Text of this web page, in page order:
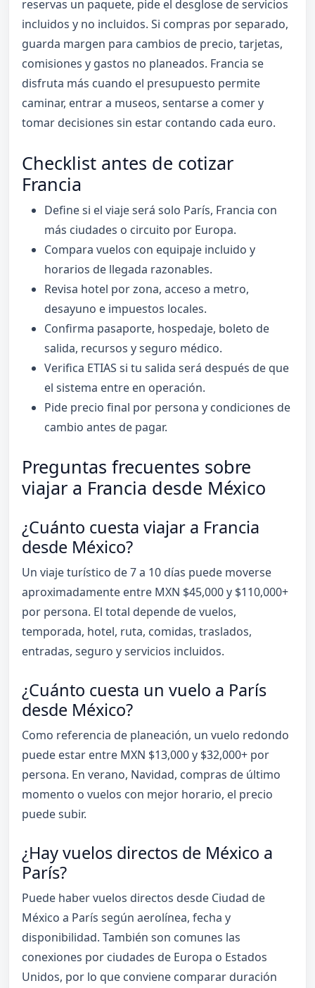
reservas un paquete, pide el desglose de servicios
incluidos y no incluidos. Si compras por separado,
guarda margen para cambios de precio, tarjetas,
comisiones y gastos no planeados. Francia se
disfruta más cuando el presupuesto permite
caminar, entrar a museos, sentarse a comer y
tomar decisiones sin estar contando cada euro.
Checklist antes de cotizar
Francia
Define si el viaje será solo París, Francia con
más ciudades o circuito por Europa.
Compara vuelos con equipaje incluido y
horarios de llegada razonables.
Revisa hotel por zona, acceso a metro,
desayuno e impuestos locales.
Confirma pasaporte, hospedaje, boleto de
salida, recursos y seguro médico.
Verifica ETIAS si tu salida será después de que
el sistema entre en operación.
Pide precio final por persona y condiciones de
cambio antes de pagar.
Preguntas frecuentes sobre
viajar a Francia desde México
¿Cuánto cuesta viajar a Francia
desde México?
Un viaje turístico de 7 a 10 días puede moverse
aproximadamente entre MXN $45,000 y $110,000+
por persona. El total depende de vuelos,
temporada, hotel, ruta, comidas, traslados,
entradas, seguro y servicios incluidos.
¿Cuánto cuesta un vuelo a París
desde México?
Como referencia de planeación, un vuelo redondo
puede estar entre MXN $13,000 y $32,000+ por
persona. En verano, Navidad, compras de último
momento o vuelos con mejor horario, el precio
puede subir.
¿Hay vuelos directos de México a
París?
Puede haber vuelos directos desde Ciudad de
México a París según aerolínea, fecha y
disponibilidad. También son comunes las
conexiones por ciudades de Europa o Estados
Unidos, por lo que conviene comparar duración